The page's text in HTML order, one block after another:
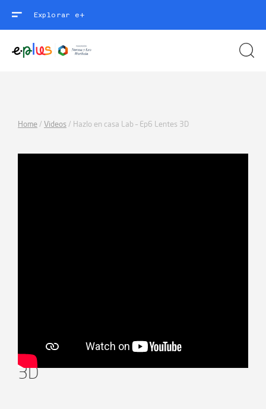
Explorar e+
Home / Videos / Hazlo en casa Lab – Ep6 Lentes 3D
Hazlo en casa Lab - Ep6 Lentes
3D